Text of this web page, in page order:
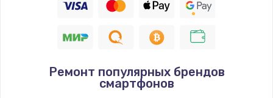
Ремонт популярных брендов
смартфонов